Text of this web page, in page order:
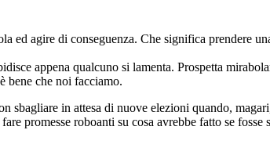
agire di conseguenza. Che significa prendere
appena qualcuno si lamenta. Prospetta
bene che noi facciamo.
in attesa di nuove elezioni quando,
promesse roboanti su cosa avrebbe fatto se